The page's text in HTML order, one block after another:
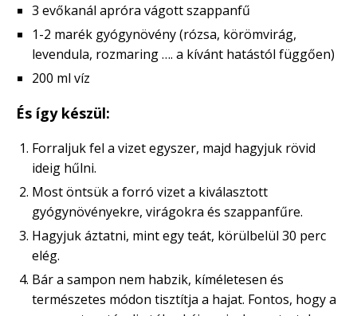
3 evőkanál apróra vágott szappanfű
1-2 marék gyógynövény (rózsa, körömvirág,
levendula, rozmaring …. a kívánt hatástól függően)
200 ml víz
És így készül:
Forraljuk fel a vizet egyszer, majd hagyjuk rövid
ideig hűlni.
Most öntsük a forró vizet a kiválasztott
gyógynövényekre, virágokra és szappanfűre.
Hagyjuk áztatni, mint egy teát, körülbelül 30 perc
elég.
Bár a sampon nem habzik, kíméletesen és
természetes módon tisztítja a hajat. Fontos, hogy a